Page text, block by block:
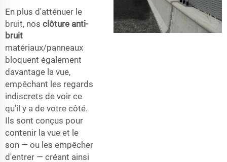
En plus d'atténuer le
bruit, nos clôture anti-
bruit
matériaux/panneaux
bloquent également
davantage la vue,
empêchant les regards
indiscrets de voir ce
qu'il y a de votre côté.
Ils sont conçus pour
contenir la vue et le
son — ou les empêcher
d'entrer — créant ainsi